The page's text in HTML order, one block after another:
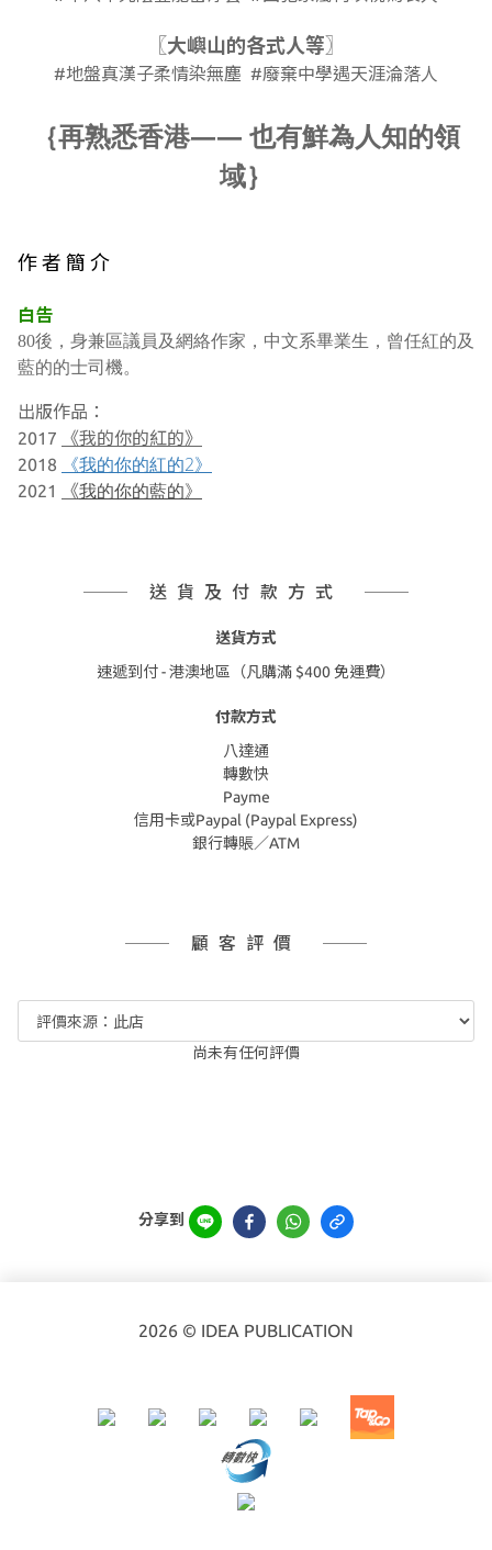
〖大嶼山的各式人等〗
#地盤真漢子柔情染無塵 #廢棄中學遇天涯淪落人
｛再熟悉香港—— 也有鮮為人知的領
域｝
作 者 簡 介
白告
80後，身兼區議員及網絡作家，中文系畢業生，曾任紅的及
藍的的士司機。
出版作品：
2017
《我的你的紅的》
2018
《我的你的紅的2》
2021 《我的你的藍的》
送貨及付款方式
送貨方式
速遞到付 - 港澳地區（凡購滿 $400 免運費）
付款方式
八達通
轉數快
Payme
信用卡或Paypal (Paypal Express)
銀行轉賬／ATM
顧客評價
尚未有任何評價
分享到
2026 © IDEA PUBLICATION